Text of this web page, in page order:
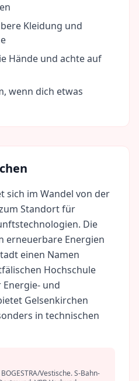
Kleidung und
Hände und achte auf
wenn dich etwas
sich im Wandel von der
Standort für
Die
erneuerbare Energien
einen Namen
Hochschule
und
Gelsenkirchen
in technischen
Vestische. S-Bahn-